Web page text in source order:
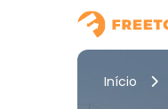
Início